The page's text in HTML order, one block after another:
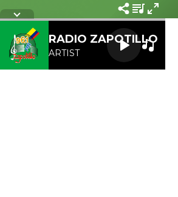
RADIO ZAPOTILLO
ARTIST
Letra